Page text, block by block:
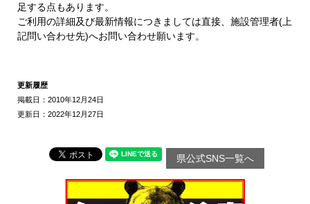
足する点もあります。
ご利用の詳細及び最新情報につきましては直接、施設管理者(上
記問い合わせ先)へお問い合わせ願います。
更新履歴
掲載日：2010年12月24日
更新日：2022年12月27日
県公式SNS一覧へ